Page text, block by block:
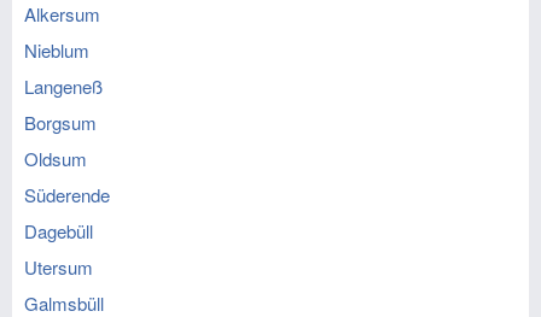
Alkersum
Nieblum
Langeneß
Borgsum
Oldsum
Süderende
Dagebüll
Utersum
Galmsbüll